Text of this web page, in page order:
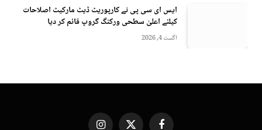
ایس ای سی پی نے کارپوریٹ ڈیٹ مارکیٹ اصلاحات
کیلئے اعلیٰ سطحی ورکنگ گروپ قائم کر دیا
اگست 4, 2026